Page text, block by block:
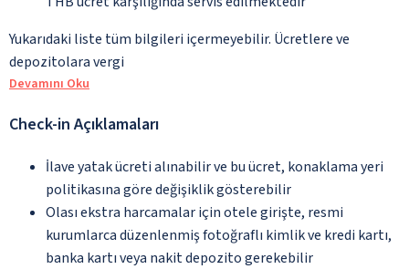
Yukarıdaki liste tüm bilgileri içermeyebilir. Ücretlere ve
depozitolara vergi
Devamını Oku
Check-in Açıklamaları
İlave yatak ücreti alınabilir ve bu ücret, konaklama yeri
politikasına göre değişiklik gösterebilir
Olası ekstra harcamalar için otele girişte, resmi
kurumlarca düzenlenmiş fotoğraflı kimlik ve kredi kartı,
banka kartı veya nakit depozito gerekebilir